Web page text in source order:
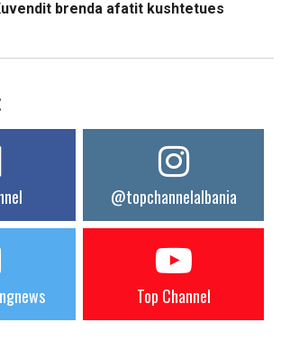
brenda afatit kushtetues
@topchannelalbania
Top Channel